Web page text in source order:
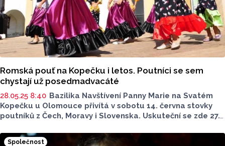
Romská pouť na Kopečku i letos. Poutníci se sem
chystají už posedmadvacáté
28.05.25 8:40 Bazilika Navštívení Panny Marie na Svatém
Kopečku u Olomouce přivítá v sobotu 14. června stovky
poutníků z Čech, Moravy i Slovenska. Uskuteční se zde 27.
naděje“. Akci pořádá Charita Olomouc.
Společnost